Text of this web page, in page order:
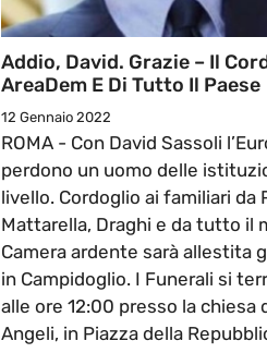
Addio, David. Grazie – Il
AreaDem E Di Tutto Il Paese
12 Gennaio 2022
ROMA - Con David Sassoli
perdono un uomo delle
livello. Cordoglio ai familiari da
Mattarella, Draghi e da tutto il
Camera ardente sarà allestita
in Campidoglio. I Funerali si
alle ore 12:00 presso la chiesa
Angeli, in Piazza della